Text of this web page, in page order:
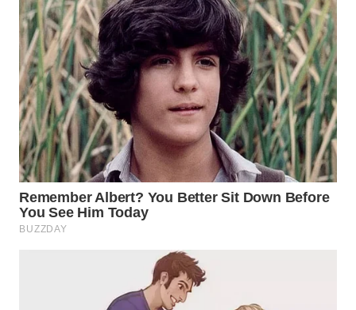
WN
PRIANGAN
TIMUR
WN
SEMARANG
WN
SOLO
WN
BOROBUDUR